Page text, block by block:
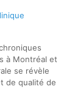
à Montréal et
se révèle
de qualité de